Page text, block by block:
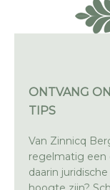
ONTVANG
TIPS
Van Zinnicq
regelmatig een
daarin